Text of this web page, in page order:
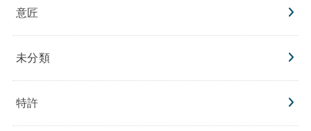
意匠
未分類
特許